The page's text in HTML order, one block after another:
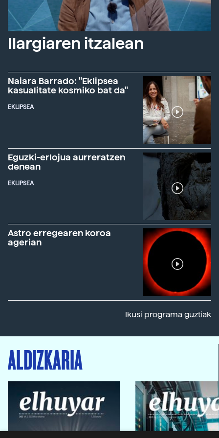
Ilargiaren itzalean
Naiara Barrado: "Eklipsea
kasualitate kosmiko bat da"
EKLIPSEA
Eguzki-erlojua aurreratzen
denean
EKLIPSEA
Astro erregearen koroa
agerian
Ikusi programa guztiak
ALDIZKARIA